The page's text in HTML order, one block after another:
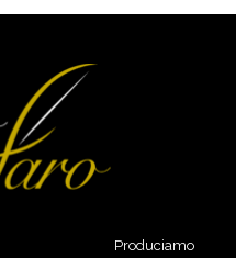
Produciamo